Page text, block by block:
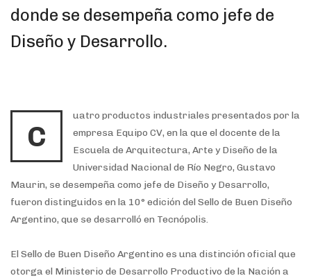
donde se desempeña como jefe de
Diseño y Desarrollo.
C
uatro productos industriales presentados por la
empresa Equipo CV, en la que el docente de la
Escuela de Arquitectura, Arte y Diseño de la
Universidad Nacional de Río Negro, Gustavo
Maurin, se desempeña como jefe de Diseño y Desarrollo,
fueron distinguidos en la 10° edición del Sello de Buen Diseño
Argentino, que se desarrolló en Tecnópolis.
El Sello de Buen Diseño Argentino es una distinción oficial que
otorga el Ministerio de Desarrollo Productivo de la Nación a